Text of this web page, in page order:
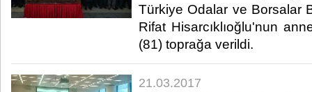
Türkiye Odalar ve Borsalar
Rifat Hisarcıklıoğlu'nun
(81) toprağa verildi.​
21.03.2017